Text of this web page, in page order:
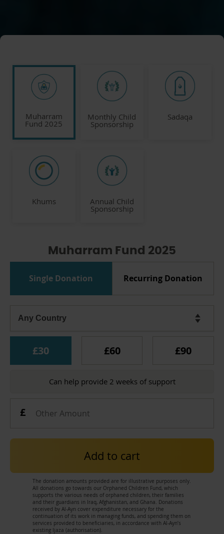
بإمكانكم تغيير مسار حياة طفل يتيم
في شهر محرّم.
Muharram
Fund 2025
Monthly Child
Sponsorship
Sadaqa
Khums Annual Child
Sponsorship
Muharram Fund 2025
Single Donation Recurring Donation
£30 £60 £90
Can help provide 2 weeks of support
Add to cart
The donation amounts provided are for illustrative purposes only.
All donations go towards our Orphaned Children Fund, which
supports the various needs of orphaned children, their families
and their guardians in Iraq, Afghanistan, and Ghana. Donations
received by Al-Ayn cover expenditure necessary for the
continuation of its work in managing funds, and spending them on
services provided to beneficiaries, in accordance with Al-Ayn’s
existing Ijaza (authorisation).